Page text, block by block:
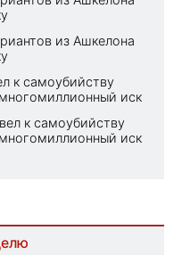
из Ашкелона
к самоубийству
иск
к самоубийству
иск